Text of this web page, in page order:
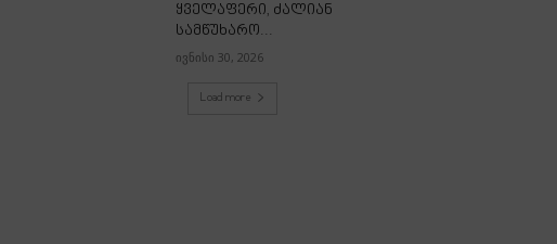
ყველაფერი, ძალიან
სამწუხარო...
ივნისი 30, 2026
Load more